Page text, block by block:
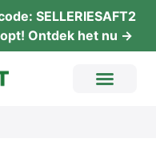
SELLERIESAFT2
Ont­dek het nu →